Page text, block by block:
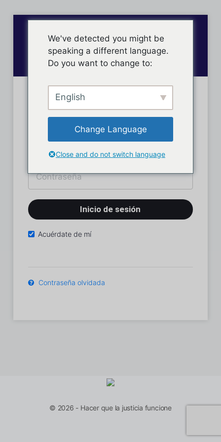
Inicio de sesión
Acuérdate de mí
Contraseña olvidada
© 2026 - Hacer que la justicia funcione
We've detected you might be
speaking a different language.
Do you want to change to:
English
Change Language
Close and do not switch language